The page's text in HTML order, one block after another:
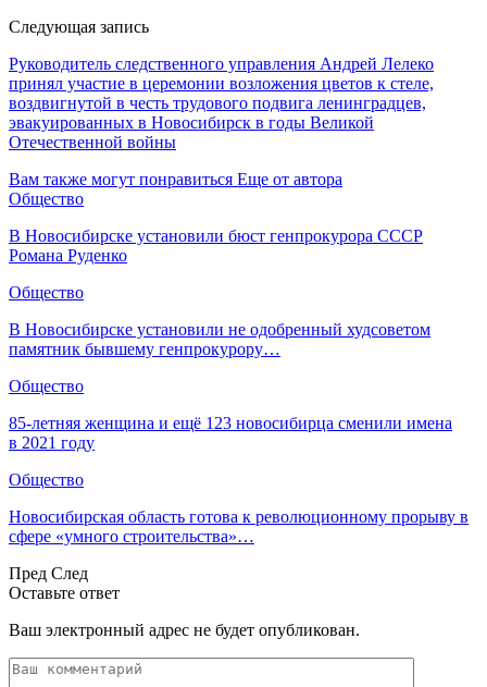
Следующая запись
Руководитель следственного управления Андрей Лелеко
принял участие в церемонии возложения цветов к стеле,
воздвигнутой в честь трудового подвига ленинградцев,
эвакуированных в Новосибирск в годы Великой
Отечественной войны
Вам также могут понравиться Еще от автора
Общество
В Новосибирске установили бюст генпрокурора СССР
Романа Руденко
Общество
В Новосибирске установили не одобренный худсоветом
памятник бывшему генпрокурору…
Общество
85-летняя женщина и ещё 123 новосибирца сменили имена
в 2021 году
Общество
Новосибирская область готова к революционному прорыву в
сфере «умного строительства»…
Пред След
Оставьте ответ
Ваш электронный адрес не будет опубликован.